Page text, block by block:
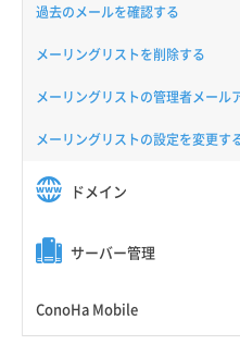
過去のメールを確認する
メーリングリストを削除する
メーリングリストの管理者メール
メーリングリストの設定を変更す
ドメイン
サーバー管理
ConoHa Mobile